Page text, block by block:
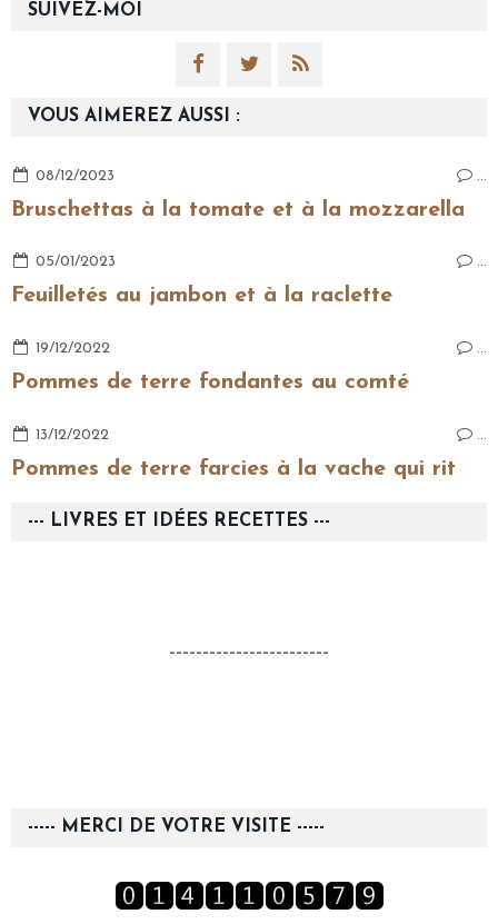
SUIVEZ-MOI
VOUS AIMEREZ AUSSI :
08/12/2023 …
Bruschettas à la tomate et à la mozzarella
05/01/2023 …
Feuilletés au jambon et à la raclette
19/12/2022 …
Pommes de terre fondantes au comté
13/12/2022 …
Pommes de terre farcies à la vache qui rit
--- LIVRES ET IDÉES RECETTES ---
------------------------
----- MERCI DE VOTRE VISITE -----